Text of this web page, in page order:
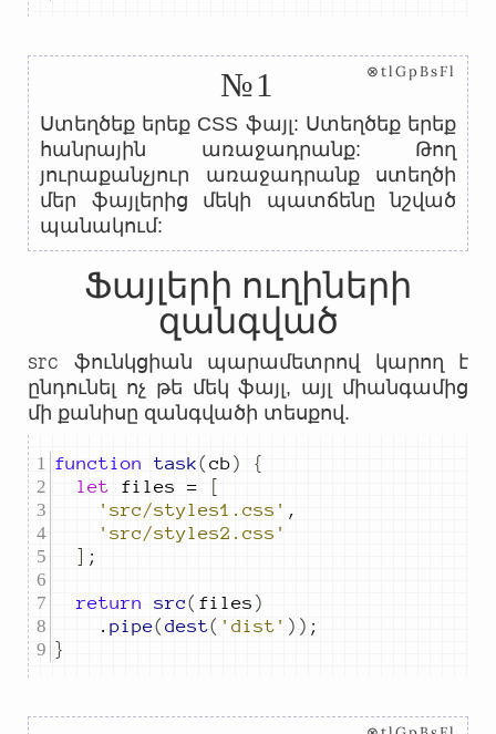
№1 ⊗tlGpBsFl
Ստեղծեք երեք CSS ֆայլ: Ստեղծեք երեք
հանրային առաջադրանք: Թող
յուրաքանչյուր առաջադրանք ստեղծի
մեր ֆայլերից մեկի պատճենը նշված
պանակում:
Ֆայլերի ուղիների
զանգված
src ֆունկցիան պարամետրով կարող է
ընդունել ոչ թե մեկ ֆայլ, այլ միանգամից
մի քանիսը զանգվածի տեսքով.
function task( cb)
{
let
files =
[
'src/styles1.css' ,
'src/styles2.css'
] ;
return src( files )
. pipe( dest( 'dist' )) ;
}